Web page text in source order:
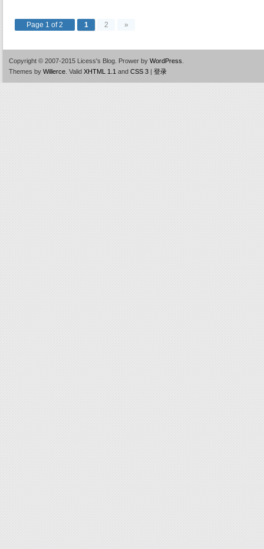
Page 1 of 2 1 2 »
Copyright © 2007-2015 Licess's Blog. Prower by WordPress
Themes by Willerce Valid XHTML 1.1 and CSS 3 | 登录